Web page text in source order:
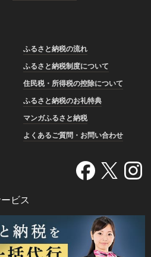
ふるさと納税の流れ
ふるさと納税制度について
住民税・所得税の控除について
ふるさと納税のお礼特典
マンガふるさと納税
よくあるご質問・お問い合わせ
ビス